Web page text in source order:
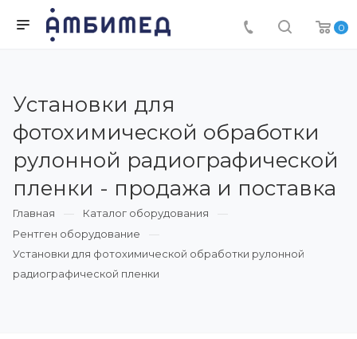
0
Установки для
фотохимической обработки
рулонной радиографической
пленки - продажа и поставка
Главная
Каталог оборудования
Рентген оборудование
Установки для фотохимической обработки рулонной
радиографической пленки